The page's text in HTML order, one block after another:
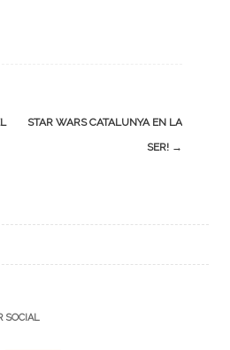
STAR WARS CATALUNYA EN LA
SER! →
SOCIAL